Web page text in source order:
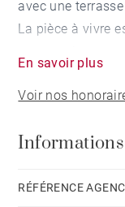
avec une
La pièce à vivre
La partie nuit
salle de bains et
Livraison fin du
En savoir plus
Voir nos
RÉFÉRENCE